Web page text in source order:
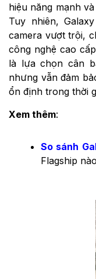
hiệu năng mạnh
Tuy nhiên,
camera vượt trội,
công nghệ cao
là lựa chọn cân
nhưng vẫn đảm
ổn định trong thời
Xem thêm:
So sánh
Flagship